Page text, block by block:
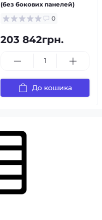
(без бокових панелей)
0
203 842грн.
До кошика